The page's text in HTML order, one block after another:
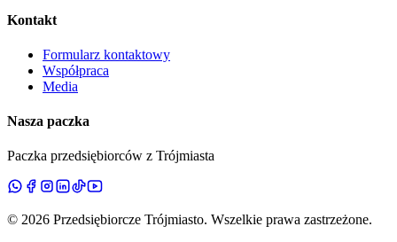
Kontakt
Formularz kontaktowy
Współpraca
Media
Nasza paczka
Paczka przedsiębiorców z Trójmiasta
© 2026 Przedsiębiorcze Trójmiasto. Wszelkie prawa zastrzeżone.